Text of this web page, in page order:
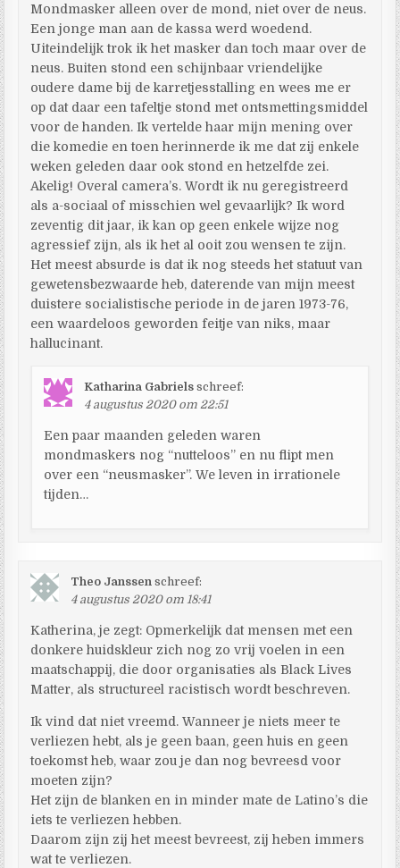
Mondmasker alleen over de mond, niet over de neus.
Een jonge man aan de kassa werd woedend.
Uiteindelijk trok ik het masker dan toch maar over de
neus. Buiten stond een schijnbaar vriendelijke
oudere dame bij de karretjesstalling en wees me er
op dat daar een tafeltje stond met ontsmettingsmiddel
voor de handen. Ik vertelde haar mijn mening over
die komedie en toen herinnerde ik me dat zij enkele
weken geleden daar ook stond en hetzelfde zei.
Akelig! Overal camera’s. Wordt ik nu geregistreerd
als a-sociaal of misschien wel gevaarlijk? Ik word
zeventig dit jaar, ik kan op geen enkele wijze nog
agressief zijn, als ik het al ooit zou wensen te zijn.
Het meest absurde is dat ik nog steeds het statuut van
gewetensbezwaarde heb, daterende van mijn meest
duistere socialistische periode in de jaren 1973-76,
een waardeloos geworden feitje van niks, maar
hallucinant.
Katharina Gabriels schreef:
4 augustus 2020 om 22:51
Een paar maanden geleden waren
mondmaskers nog “nutteloos” en nu flipt men
over een “neusmasker”. We leven in irrationele
tijden…
Theo Janssen schreef:
4 augustus 2020 om 18:41
Katherina, je zegt: Opmerkelijk dat mensen met een
donkere huidskleur zich nog zo vrij voelen in een
maatschappij, die door organisaties als Black Lives
Matter, als structureel racistisch wordt beschreven.
Ik vind dat niet vreemd. Wanneer je niets meer te
verliezen hebt, als je geen baan, geen huis en geen
toekomst heb, waar zou je dan nog bevreesd voor
moeten zijn?
Het zijn de blanken en in minder mate de Latino’s die
iets te verliezen hebben.
Daarom zijn zij het meest bevreest, zij heben immers
wat te verliezen.